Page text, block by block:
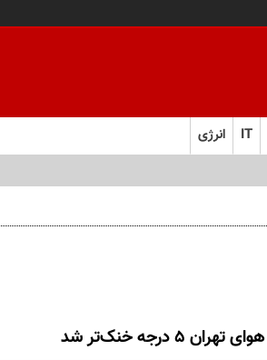
IT انرژی
هوای تهران ۵ درجه خنک‌تر شد